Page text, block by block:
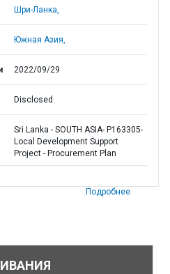
Шри-Ланка,
Южная Азия,
2022/09/29
Disclosed
Sri Lanka - SOUTH ASIA- P163305-
Local Development Support
Project - Procurement Plan
Подробнее